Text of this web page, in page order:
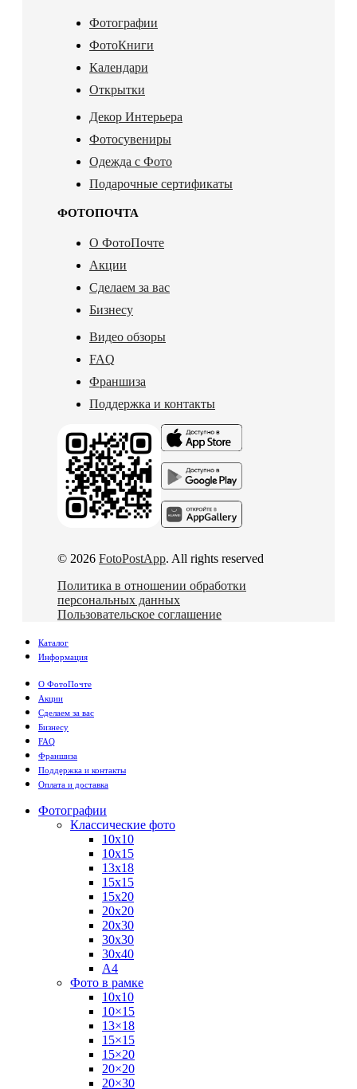
Фотографии
ФотоКниги
Календари
Открытки
Декор Интерьера
Фотосувениры
Одежда с Фото
Подарочные сертификаты
ФОТОПОЧТА
О ФотоПочте
Акции
Сделаем за вас
Бизнесу
Видео обзоры
FAQ
Франшиза
Поддержка и контакты
© 2026 FotoPostApp. All rights reserved
Политика в отношении обработки
персональных данных
Пользовательское соглашение
Каталог
Информация
О ФотоПочте
Акции
Сделаем за вас
Бизнесу
FAQ
Франшиза
Поддержка и контакты
Оплата и доставка
Фотографии
Классические фото
10х10
10х15
13х18
15х15
15х20
20х20
20х30
30х30
30х40
А4
Фото в рамке
10х10
10×15
13×18
15×15
15×20
20×20
20×30